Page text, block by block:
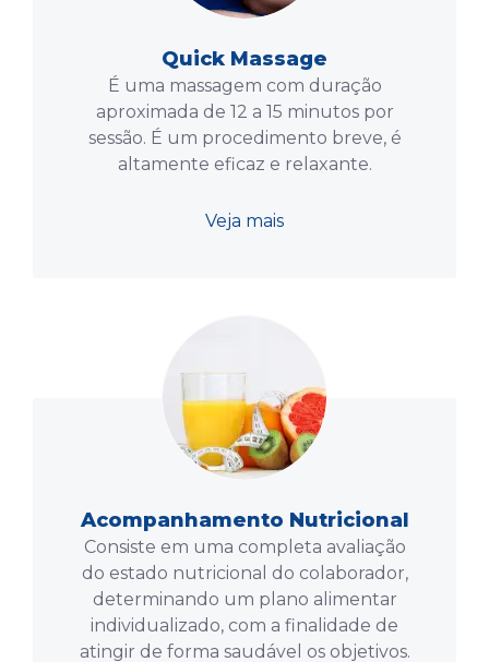
Quick Massage
É uma massagem com duração
aproximada de 12 a 15 minutos por
sessão. É um procedimento breve, é
altamente eficaz e relaxante.
Veja mais
Acompanhamento Nutricional
Consiste em uma completa avaliação
do estado nutricional do colaborador,
determinando um plano alimentar
individualizado, com a finalidade de
atingir de forma saudável os objetivos.